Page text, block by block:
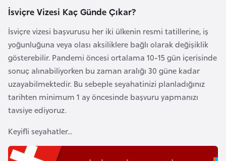
İsviçre Vizesi Kaç Günde Çıkar?
İsviçre vizesi başvurusu her iki ülkenin resmi tatillerine, iş
yoğunluğuna veya olası aksiliklere bağlı olarak değişiklik
gösterebilir. Pandemi öncesi ortalama 10-15 gün içerisinde
sonuç alınabiliyorken bu zaman aralığı 30 güne kadar
uzayabilmektedir. Bu sebeple seyahatinizi planladığınız
tarihten minimum 1 ay öncesinde başvuru yapmanızı
tavsiye ediyoruz.
Keyifli seyahatler...
h
r
i
y
e
t
i
C
z